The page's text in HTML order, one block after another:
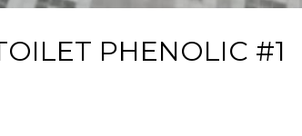
PHENOLIC #1